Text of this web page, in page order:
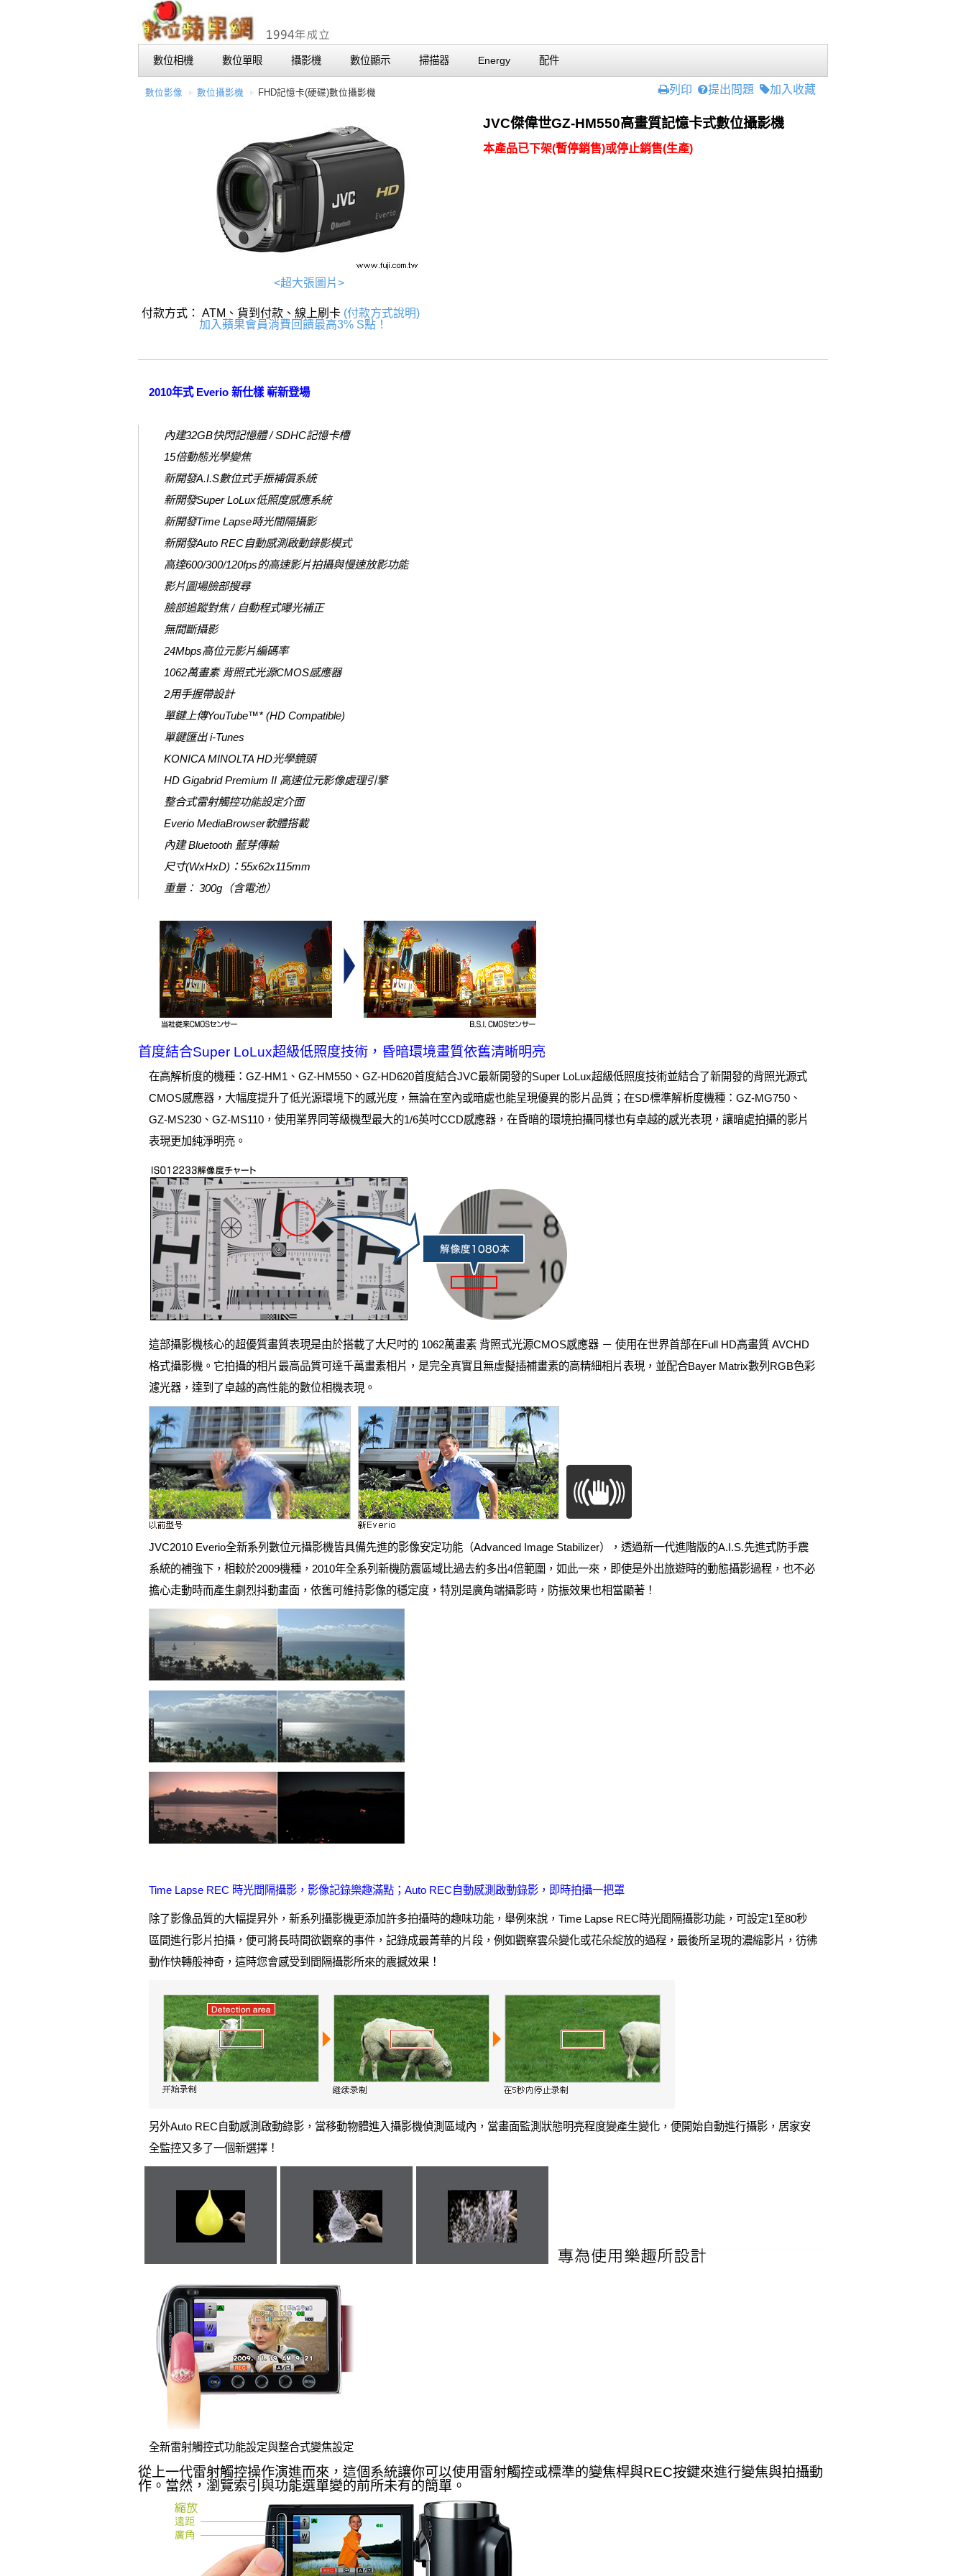
數位相機 數位單眼 攝影機 數位顯示 掃描器 Energy 配件
數位影像 數位攝影機 FHD記憶卡(硬碟)數位攝影機
<超大張圖片>
付款方式： ATM、貨到付款、線上刷卡 (付款方式說明)
加入蘋果會員消費回饋最高3% S點！
列印 提出問題 加入收藏
JVC傑偉世GZ-HM550高畫質記憶卡式數位攝影機
本產品已下架(暫停銷售)或停止銷售(生產)
2010年式 Everio 新仕樣 嶄新登場
內建32GB快閃記憶體 / SDHC記憶卡槽
15倍動態光學變焦
新開發A.I.S數位式手振補償系統
新開發Super LoLux低照度感應系統
新開發Time Lapse時光間隔攝影
新開發Auto REC自動感測啟動錄影模式
高達600/300/120fps的高速影片拍攝與慢速放影功能
影片圖場臉部搜尋
臉部追蹤對焦 / 自動程式曝光補正
無間斷攝影
24Mbps高位元影片編碼率
1062萬畫素 背照式光源CMOS感應器
2用手握帶設計
單鍵上傳YouTube™* (HD Compatible)
單鍵匯出 i-Tunes
KONICA MINOLTA HD光學鏡頭
HD Gigabrid Premium II 高速位元影像處理引擎
整合式雷射觸控功能設定介面
Everio MediaBrowser軟體搭載
內建 Bluetooth 藍芽傳輸
尺寸(WxHxD)：55x62x115mm
重量： 300g（含電池）
首度結合Super LoLux超級低照度技術，昏暗環境畫質依舊清晰明亮
在高解析度的機種：GZ-HM1、GZ-HM550、GZ-HD620首度結合JVC最新開發的Super LoLux超級低照度技術並結合了新開發的背照光源式
CMOS感應器，大幅度提升了低光源環境下的感光度，無論在室內或暗處也能呈現優異的影片品質；在SD標準解析度機種：GZ-MG750、
GZ-MS230、GZ-MS110，使用業界同等級機型最大的1/6英吋CCD感應器，在昏暗的環境拍攝同樣也有卓越的感光表現，讓暗處拍攝的影片
表現更加純淨明亮。
這部攝影機核心的超優質畫質表現是由於搭載了大尺吋的 1062萬畫素 背照式光源CMOS感應器 － 使用在世界首部在Full HD高畫質 AVCHD
格式攝影機。它拍攝的相片最高品質可達千萬畫素相片，是完全真實且無虛擬插補畫素的高精細相片表現，並配合Bayer Matrix數列RGB色彩
濾光器，達到了卓越的高性能的數位相機表現。
JVC2010 Everio全新系列數位元攝影機皆具備先進的影像安定功能（Advanced Image Stabilizer），透過新一代進階版的A.I.S.先進式防手震
系統的補強下，相較於2009機種，2010年全系列新機防震區域比過去約多出4倍範圍，如此一來，即使是外出旅遊時的動態攝影過程，也不必
擔心走動時而產生劇烈抖動畫面，依舊可維持影像的穩定度，特別是廣角端攝影時，防振效果也相當顯著！
Time Lapse REC 時光間隔攝影，影像記錄樂趣滿點；Auto REC自動感測啟動錄影，即時拍攝一把罩
除了影像品質的大幅提昇外，新系列攝影機更添加許多拍攝時的趣味功能，舉例來說，Time Lapse REC時光間隔攝影功能，可設定1至80秒
區間進行影片拍攝，便可將長時間欲觀察的事件，記錄成最菁華的片段，例如觀察雲朵變化或花朵綻放的過程，最後所呈現的濃縮影片，彷彿
動作快轉般神奇，這時您會感受到間隔攝影所來的震撼效果！
另外Auto REC自動感測啟動錄影，當移動物體進入攝影機偵測區域內，當畫面監測狀態明亮程度變產生變化，便開始自動進行攝影，居家安
全監控又多了一個新選擇！
全新雷射觸控式功能設定與整合式變焦設定
從上一代雷射觸控操作演進而來，這個系統讓你可以使用雷射觸控或標準的變焦桿與REC按鍵來進行變焦與拍攝動
作。當然，瀏覽索引與功能選單變的前所未有的簡單。